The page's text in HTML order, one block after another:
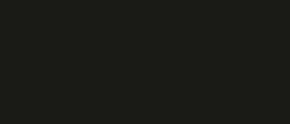
de enfrentar um
no grupo de
no domingo – afirmou.